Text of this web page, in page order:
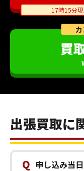
買
17時15分
出張買取に
Q 申し込み当